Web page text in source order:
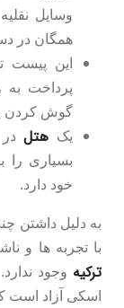
وسایل
همگان در
این پیست
پرداخت
گوش کردن
یک هتلدر
بسیاری را
خود دارد.
به دلیل داشتن
با تجربه ها و
ترکیه وجود
اسکی آزاد است